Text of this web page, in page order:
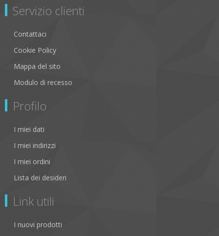
Servizio clienti
Contattaci
Cookie Policy
Mappa del sito
Modulo di recesso
Profilo
I miei dati
I miei indirizzi
I miei ordini
Lista dei desideri
Link utili
I nuovi prodotti